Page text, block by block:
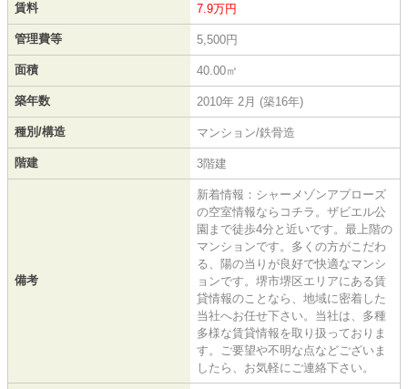
賃料 7.9万円
管理費等 5,500円
面積 40.00㎡
築年数 2010年 2月 (築16年)
種別/構造 マンション/鉄骨造
階建 3階建
備考
新着情報：シャーメゾンアプローズ
の空室情報ならコチラ。ザビエル公
園まで徒歩4分と近いです。最上階の
マンションです。多くの方がこだわ
る、陽の当りが良好で快適なマンシ
ョンです。堺市堺区エリアにある賃
貸情報のことなら、地域に密着した
当社へお任せ下さい。当社は、多種
多様な賃貸情報を取り扱っておりま
す。ご要望や不明な点などございま
したら、お気軽にご連絡下さい。